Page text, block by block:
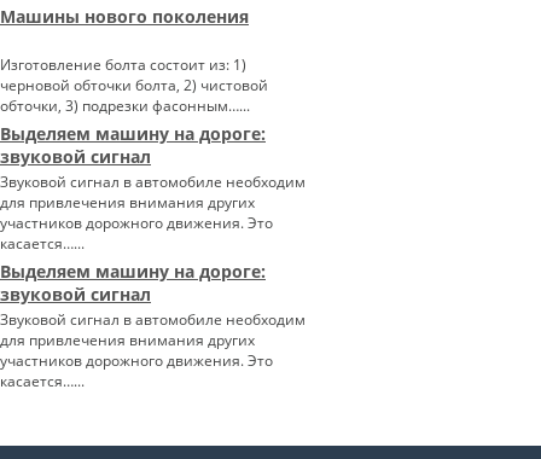
Машины нового поколения
Изготовление болта состоит из: 1)
черновой обточки болта, 2) чистовой
обточки, 3) подрезки фасонным…...
Выделяем машину на дороге:
звуковой сигнал
Звуковой сигнал в автомобиле необходим
для привлечения внимания других
участников дорожного движения. Это
касается…...
Выделяем машину на дороге:
звуковой сигнал
Звуковой сигнал в автомобиле необходим
для привлечения внимания других
участников дорожного движения. Это
касается…...